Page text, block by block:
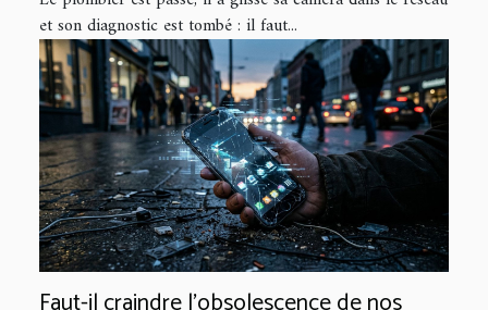
et son diagnostic est tombé : il faut...